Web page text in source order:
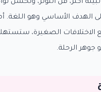
أكثر، قل التوتر، وتحسن
الهدف الأساسي وهو اللغة.
الاختلافات الصغيرة،
الرحلة.